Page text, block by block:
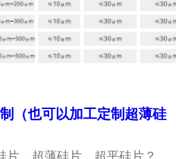
（也可以加工定制超薄硅